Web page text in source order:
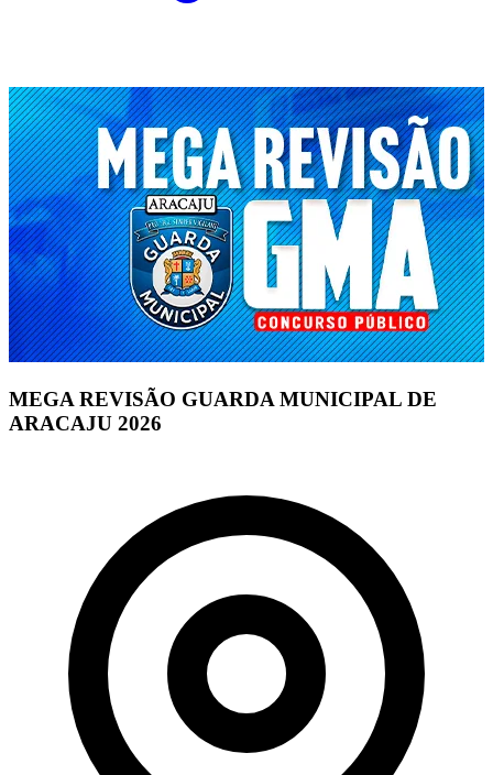
MEGA REVISÃO GUARDA MUNICIPAL DE
ARACAJU 2026